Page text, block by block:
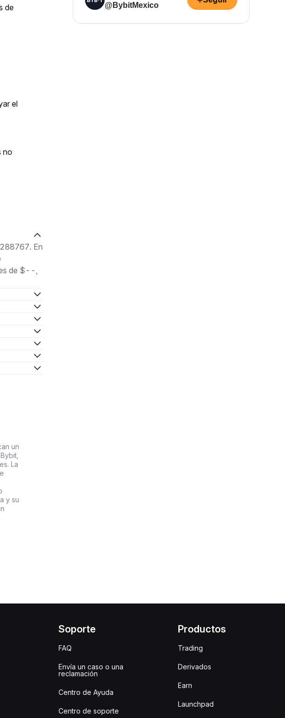
de
el
no
En
es de $--,
un
La
y su
@BybitMexico
Soporte
FAQ
Envía un caso o una
reclamación
Centro de Ayuda
Centro de soporte
Productos
Trading
Derivados
Earn
Launchpad